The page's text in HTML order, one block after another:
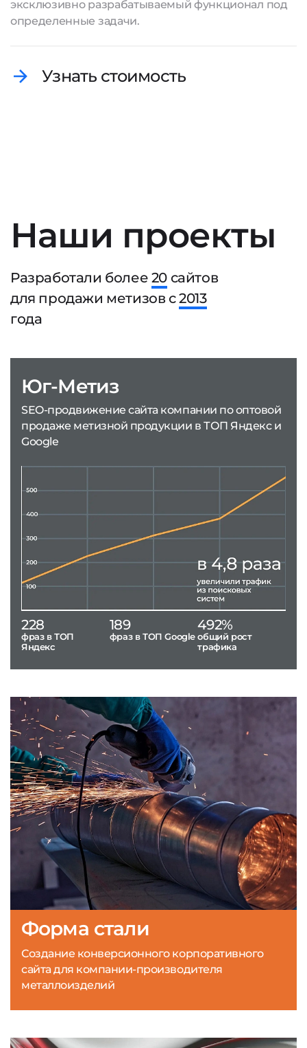
эксклюзивно разрабатываемый функционал под
определенные задачи.
Узнать стоимость
Наши проекты
Разработали более 20 сайтов
для продажи метизов с2013
года
Юг-Метиз
SEO-продвижение сайта компании по оптовой
продаже метизной продукции в ТОП Яндекс и
Google
228
фраз в ТОП
Яндекс
189
фраз в ТОП Google
492%
общий рост
трафика
Форма стали
Создание конверсионного корпоративного
сайта для компании-производителя
металлоизделий